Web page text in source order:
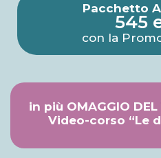
Pacchetto
545
con la
in più OMAGGIO
Video-corso “Le